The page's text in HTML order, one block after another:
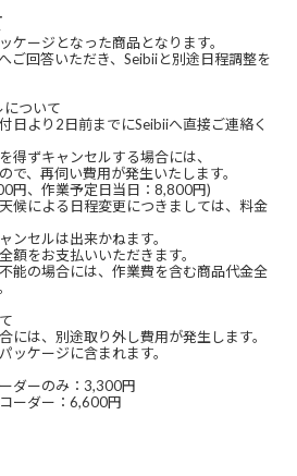
ケージとなった商品となります。
ご回答いただき、Seibiiと別途日程調整を
ついて
日より2日前までにSeibiiへ直接ご連絡く
ずキャンセルする場合には、
、再伺い費用が発生いたします。
、作業予定日当日：8,800円)
による日程変更につきましては、料金
ンセルは出来かねます。
をお支払いいただきます。
能の場合には、作業費を含む商品代金全
には、別途取り外し費用が発生します。
ケージに含まれます。
ダーのみ：3,300円
ーダー：6,600円